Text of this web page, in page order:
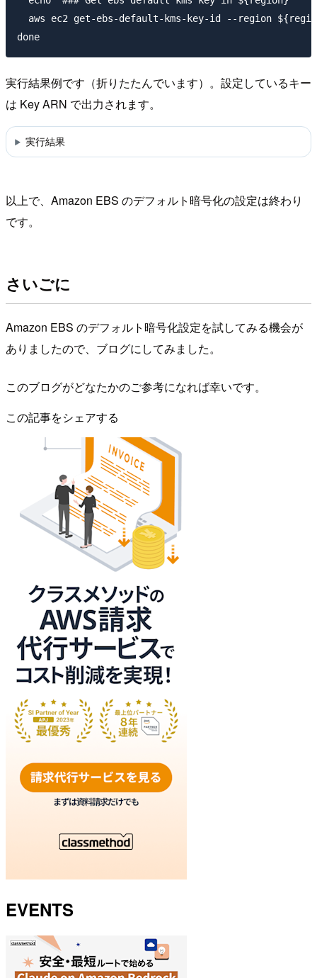
aws ec2 get-ebs-default-kms-key-id --region
実行結果例です（折りたたんでいます）。設定しているキー
は Key ARN で出力されます。
実行結果
以上で、Amazon EBS のデフォルト暗号化の設定は終わり
です。
さいごに
Amazon EBS のデフォルト暗号化設定を試してみる機会が
ありましたので、ブログにしてみました。
このブログがどなたかのご参考になれば幸いです。
この記事をシェアする
EVENTS